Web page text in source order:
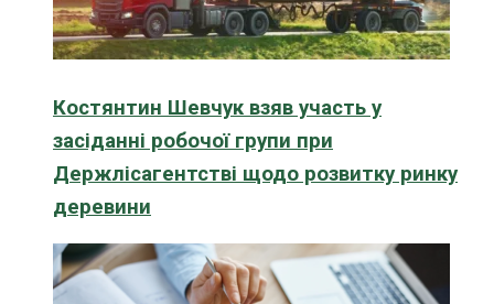
Костянтин Шевчук взяв участь у
засіданні робочої групи при
Держлісагентстві щодо розвитку ринку
деревини